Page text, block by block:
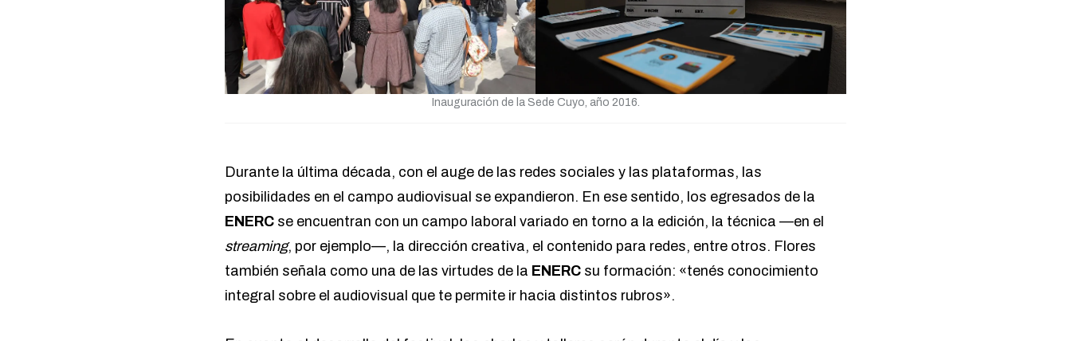
Inauguración de la Sede Cuyo, año 2016.
Durante la última década, con el auge de las redes sociales y las plataformas, las
posibilidades en el campo audiovisual se expandieron. En ese sentido, los egresados de la
ENERC se encuentran con un campo laboral variado en torno a la edición, la técnica —en el
streaming, por ejemplo—, la dirección creativa, el contenido para redes, entre otros. Flores
también señala como una de las virtudes de la ENERC su formación: «tenés conocimiento
integral sobre el audiovisual que te permite ir hacia distintos rubros».